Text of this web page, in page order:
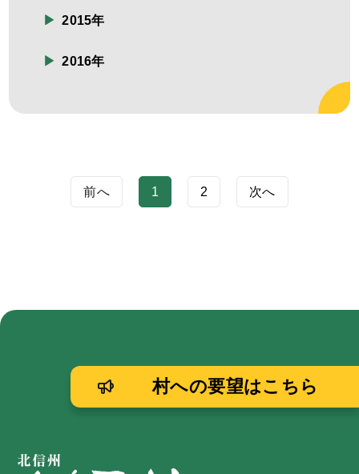
2015年
2016年
前へ 1 2 次へ
村への要望はこちら